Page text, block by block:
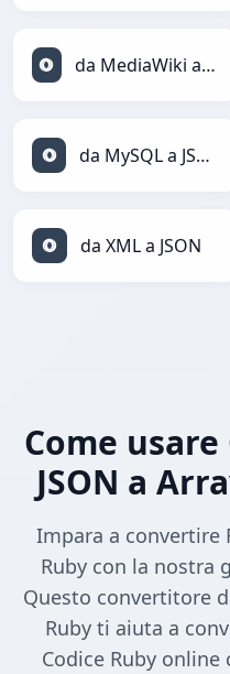
da MediaWiki a JSON
da MySQL a JSON
da XML a JSON
Come
JSON a
Impara a convertire
Ruby con la nostra
Questo convertitore
Ruby ti aiuta a
Codice Ruby